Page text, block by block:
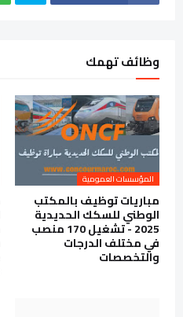
وظائف تهمك
المؤسسات العمومية
مباريات توظيف بالمكتب
الوطني للسكك الحديدية
2025 - تشغيل 170 منصب
في مختلف الدرجات
والتخصصات